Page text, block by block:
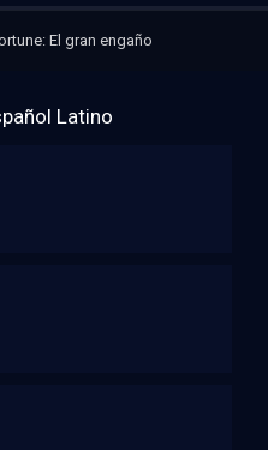
El gran engaño
Latino